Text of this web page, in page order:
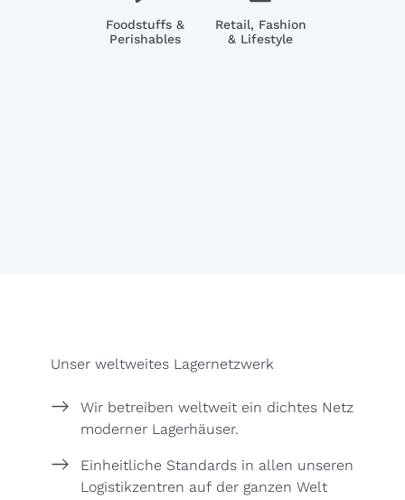
Foodstuffs &
Perishables
Retail, Fashion
& Lifestyle
Unser weltweites Lagernetzwerk
Wir betreiben weltweit ein dichtes Netz
moderner Lagerhäuser.
Einheitliche Standards in allen unseren
Logistikzentren auf der ganzen Welt